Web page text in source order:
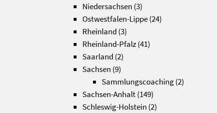
Niedersachsen (3)
Ostwestfalen-Lippe(24)
Rheinland (3)
Rheinland-Pfalz(41)
Saarland (2)
Sachsen (9)
Sammlungscoaching(2)
Sachsen-Anhalt(149)
Schleswig-Holstein (2)